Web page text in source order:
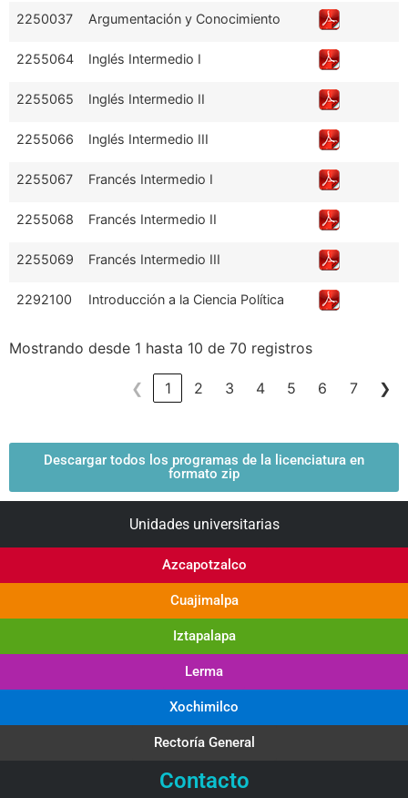
2250037 Argumentación y Conocimiento
2255064 Inglés Intermedio I
2255065 Inglés Intermedio II
2255066 Inglés Intermedio III
2255067 Francés Intermedio I
2255068 Francés Intermedio II
2255069 Francés Intermedio III
2292100 Introducción a la Ciencia Política
Mostrando desde 1 hasta 10 de 70 registros
❮ 1 2 3 4 5 6 7 ❯
Descargar todos los programas de la licenciatura en
formato zip
Unidades universitarias
Azcapotzalco
Cuajimalpa
Iztapalapa
Lerma
Xochimilco
Rectoría General
Contacto